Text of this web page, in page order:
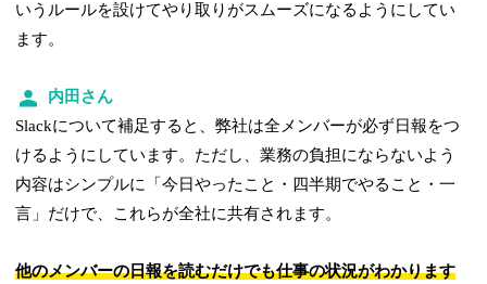
いうルールを設けてやり取りがスムーズになるようにしてい
ます。
内田さん
Slackについて補足すると、弊社は全メンバーが必ず日報をつ
けるようにしています。ただし、業務の負担にならないよう
内容はシンプルに「今日やったこと・四半期でやること・一
言」だけで、これらが全社に共有されます。
他のメンバーの日報を読むだけでも仕事の状況がわかります